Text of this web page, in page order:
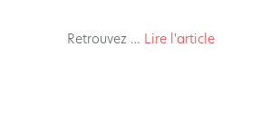
Retrouvez … Lire l'article